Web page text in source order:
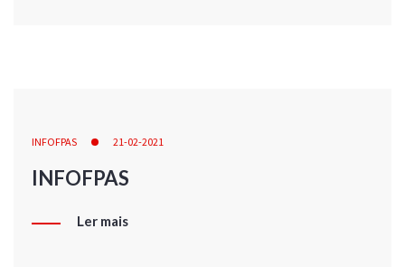
INFOFPAS 21-02-2021
INFOFPAS
Ler mais